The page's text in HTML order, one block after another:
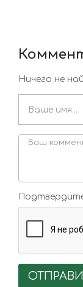
Ничего не